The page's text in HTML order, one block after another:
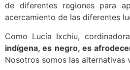
de diferentes regiones para
acercamiento de las diferentes
Como Lucía Ixchiu,
indígena, es negro, es
Nosotros somos las alternativas